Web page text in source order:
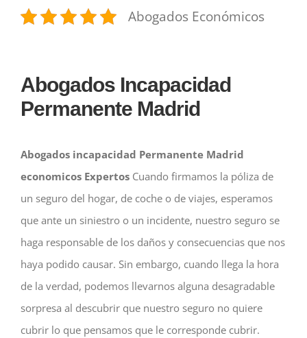
Abogados Económicos
Abogados Incapacidad
Permanente Madrid
Abogados incapacidad Permanente Madrid
economicos Expertos Cuando firmamos la póliza de
un seguro del hogar, de coche o de viajes, esperamos
que ante un siniestro o un incidente, nuestro seguro se
haga responsable de los daños y consecuencias que nos
haya podido causar. Sin embargo, cuando llega la hora
de la verdad, podemos llevarnos alguna desagradable
sorpresa al descubrir que nuestro seguro no quiere
cubrir lo que pensamos que le corresponde cubrir.